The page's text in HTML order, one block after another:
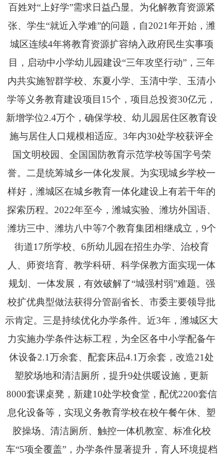
百姓对“上好学”需求日益凸显。为化解教育资源紧
张、学生“就近入学难”的问题，自2021年开始，潍
城区连续4年将教育资源扩容纳入政府民生实事项
目，启动中小学幼儿园建设“三年攻坚行动”，三年
内共实施智群学校、东夏小学、玉清中学、玉清小
学等义务教育建设项目15个，项目总投资30亿元，
新增学位2.4万个，确保学校、幼儿园居住区教育设
施与居住人口规模相适应。3年内30处学校获评全
国文明校园、全国国防教育示范学校等国字号荣
誉。二是统筹城乡一体化发展。为实现城乡学校一
样好，潍城区在城乡教育一体化建设上有若干年的
探索历程。2022年至今，潍城实验、潍坊外国语、
潍坊三中、潍坊八中等7个教育集团相继成立， 9个
街道17所学校、6所幼儿园在招生办学、治校育
人、师资培育、教学科研、科学保教方面实现一体
规划、一体发展 ， 有效破解了“城强村弱”难题。 强
校扩优典型做法获得分管副省长、市委主要领导批
示肯定。 三是持续优化办学条件。近3年，潍城区大
力实施办学条件达标工程，为全区各中小学配备午
休设备2.1万余套、配套床品4.1万余套，改造21处
塑胶场地和清洁厕所，提升9处供暖设施，更新
8000套课桌凳，新建10处学校食堂，配优2200套信
息化设备等，实现义务教育学校在校午餐午休、塑
胶操场、清洁厕所、触控一体机教室、标准化校
车“5项全覆盖”，办学条件显著提升，育人环境提档